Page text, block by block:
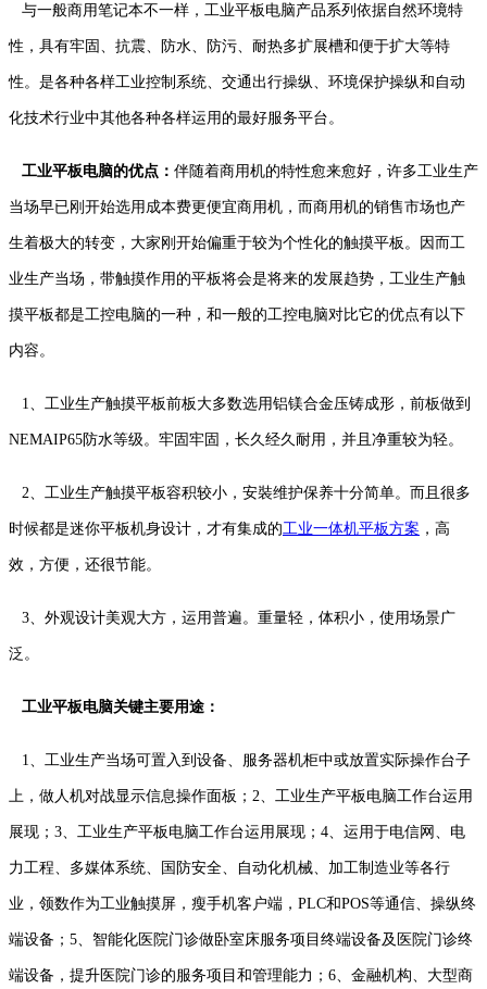
与一般商用笔记本不一样，工业平板电脑产品系列依据自然环境特
性，具有牢固、抗震、防水、防污、耐热多扩展槽和便于扩大等特
性。是各种各样工业控制系统、交通出行操纵、环境保护操纵和自动
化技术行业中其他各种各样运用的最好服务平台。
工业平板电脑的优点： 伴随着商用机的特性愈来愈好，许多工业生产
当场早已刚开始选用成本费更便宜商用机，而商用机的销售市场也产
生着极大的转变，大家刚开始偏重于较为个性化的触摸平板。因而工
业生产当场，带触摸作用的平板将会是将来的发展趋势，工业生产触
摸平板都是工控电脑的一种，和一般的工控电脑对比它的优点有以下
内容。
1、工业生产触摸平板前板大多数选用铝镁合金压铸成形，前板做到
NEMAIP65防水等级。牢固牢固，长久经久耐用，并且净重较为轻。
2、工业生产触摸平板容积较小，安裝维护保养十分简单。而且很多
时候都是迷你平板机身设计，才有集成的工业一体机平板方案 ，高
效，方便，还很节能。
3、外观设计美观大方，运用普遍。重量轻，体积小，使用场景广
泛。
工业平板电脑关键主要用途：
1、工业生产当场可置入到设备、服务器机柜中或放置实际操作台子
上，做人机对战显示信息操作面板；2、工业生产平板电脑工作台运用
展现；3、工业生产平板电脑工作台运用展现；4、运用于电信网、电
力工程、多媒体系统、国防安全、自动化机械、加工制造业等各行
业，领数作为工业触摸屏，瘦手机客户端，PLC和POS等通信、操纵终
端设备；5、智能化医院门诊做卧室床服务项目终端设备及医院门诊终
端设备，提升医院门诊的服务项目和管理能力；6、金融机构、大型商